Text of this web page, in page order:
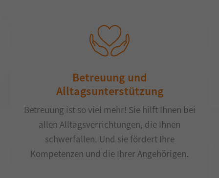
Betreuung und
Alltagsunterstützung
Betreuung ist so viel mehr! Sie hilft Ihnen bei
allen Alltagsverrichtungen, die Ihnen
schwerfallen. Und sie fördert Ihre
Kompetenzen und die Ihrer Angehörigen.